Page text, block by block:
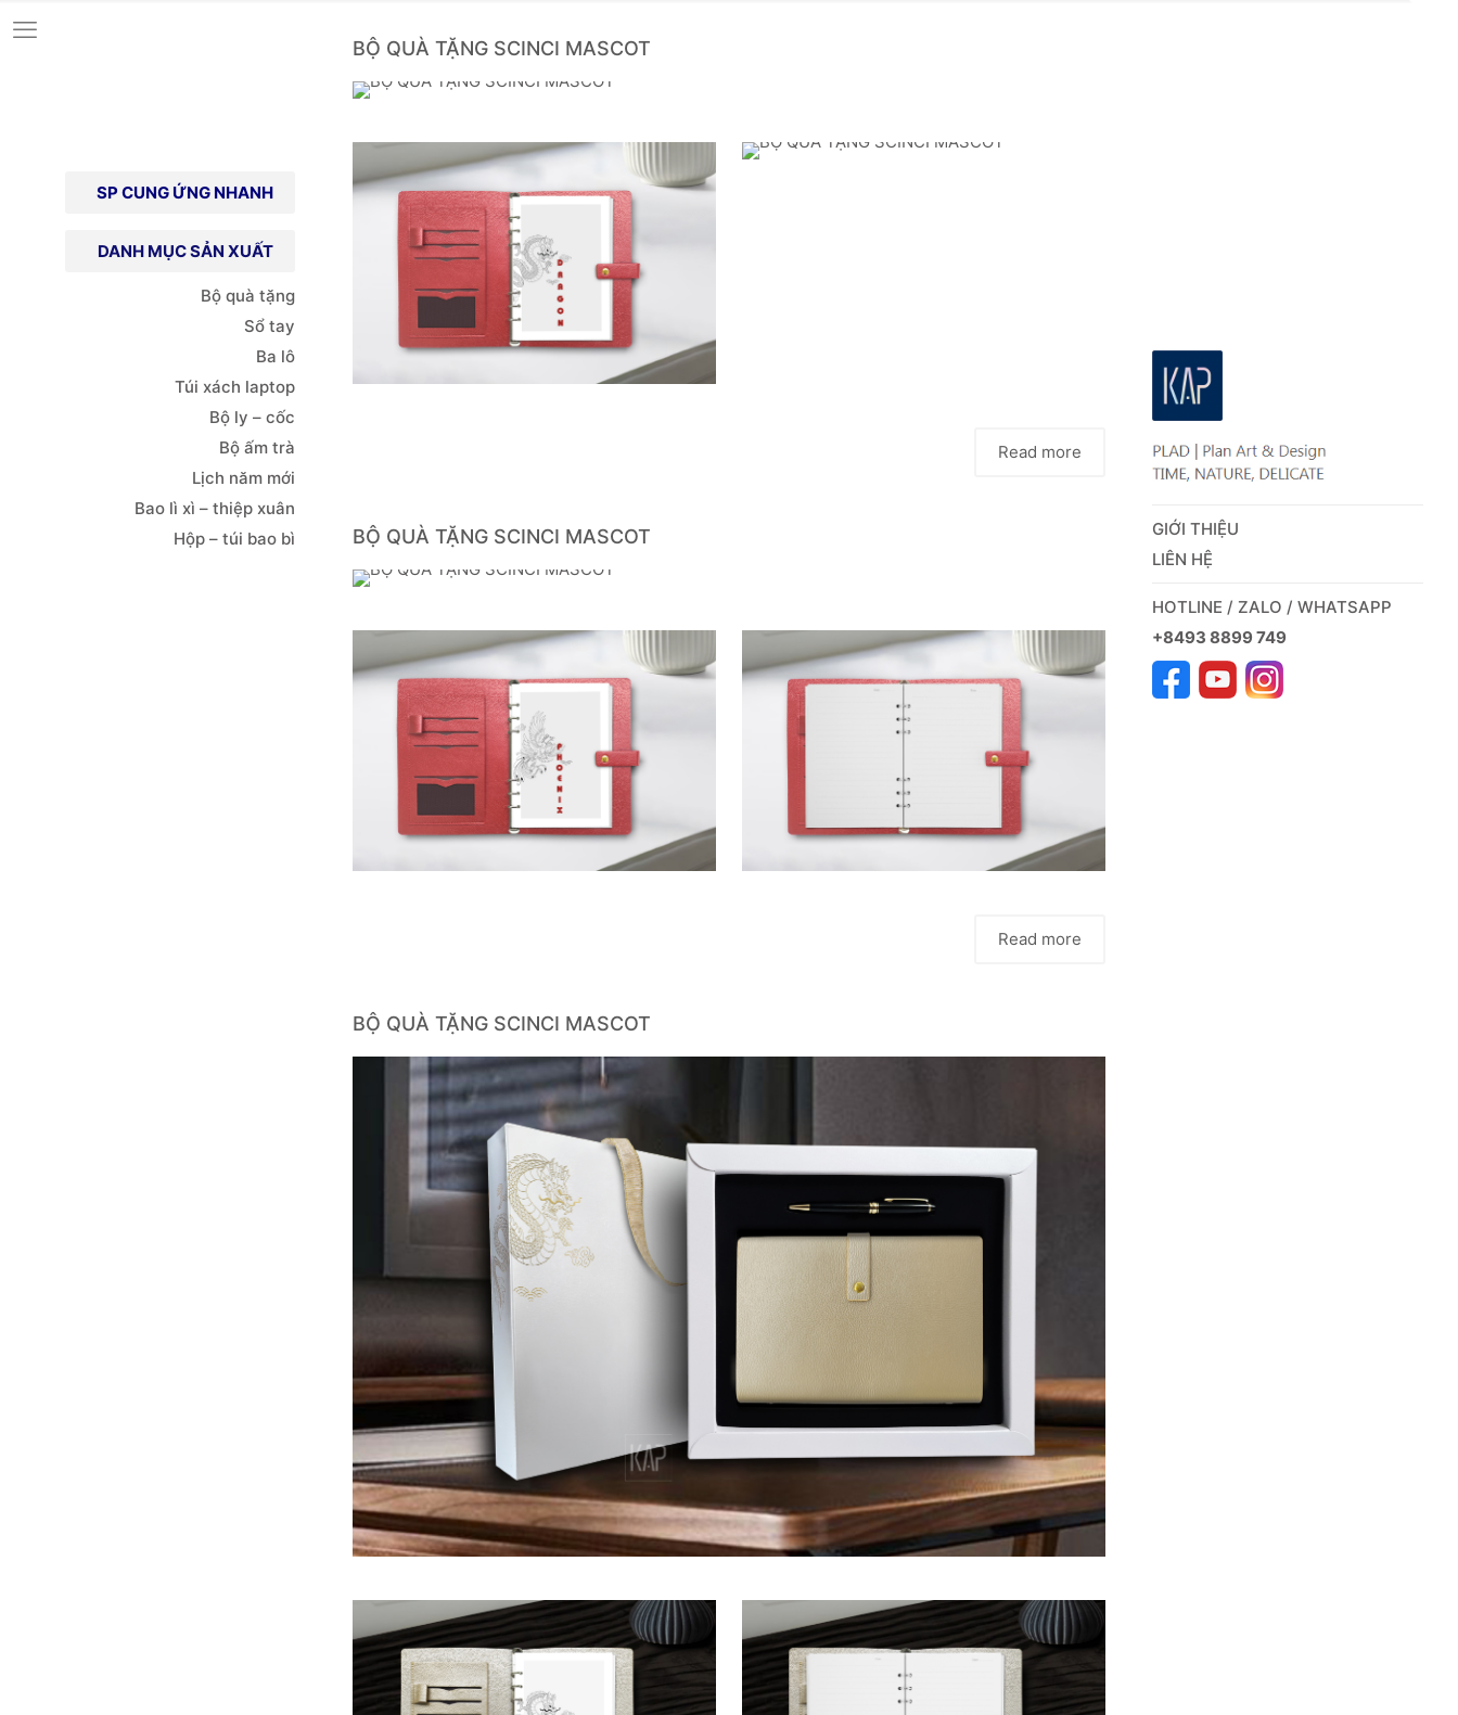
BỘ QUÀ TẶNG SCINCI MASCOT
Read more
BỘ QUÀ TẶNG SCINCI MASCOT
Read more
BỘ QUÀ TẶNG SCINCI MASCOT
SP CUNG ỨNG NHANH
DANH MỤC SẢN XUẤT
Bộ quà tặng
Sổ tay
Ba lô
Túi xách laptop
Bộ ly – cốc
Bộ ấm trà
Lịch năm mới
Bao lì xì – thiệp xuân
Hộp – túi bao bì
GIỚI THIỆU
LIÊN HỆ
HOTLINE / ZALO / WHATSAPP
+8493 8899 749